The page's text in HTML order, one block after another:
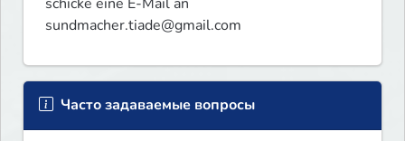
sundmacher.tiade@gmail.com
Часто задаваемые вопросы